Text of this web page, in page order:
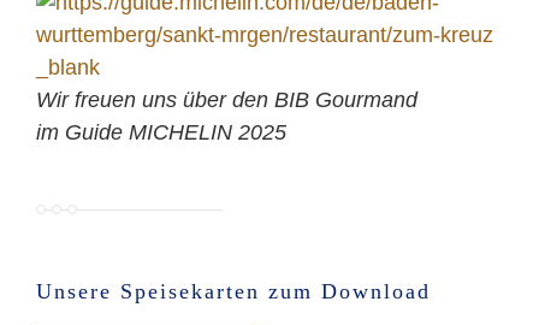
Wir freuen uns über den BIB Gourmand
im Guide MICHELIN 2025
Unsere Speisekarten zum Download